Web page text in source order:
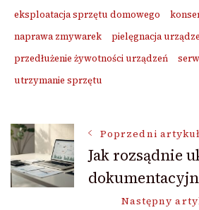
eksploatacja sprzętu domowego
naprawa zmywarek
pielęgnacja
przedłużenie żywotności urządzeń
utrzymanie sprzętu
Nawigacja
wpisu
Poprzedni artykuł
Jak rozsądnie
Następny